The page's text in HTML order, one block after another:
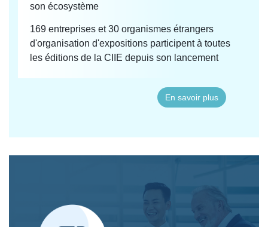
son écosystème
169 entreprises et 30 organismes étrangers
d'organisation d'expositions participent à toutes
les éditions de la CIIE depuis son lancement
En savoir plus